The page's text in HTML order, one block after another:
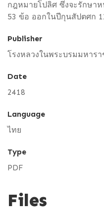
กฎหมายโปลิศ ซึ่งจะรักษา
53 ข้อ ออกในปีกุนสัปตศก
Publisher
โรงหลวงในพระบรมมหารา
Date
2418
Language
ไทย
Type
PDF
Files